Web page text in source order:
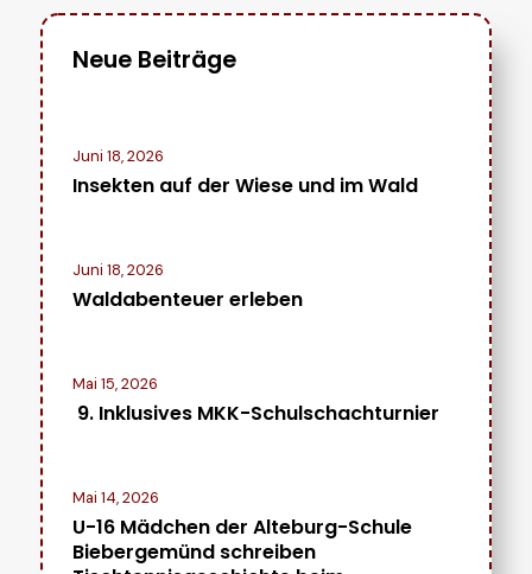
Neue Beiträge
Juni 18, 2026
Insekten auf der Wiese und im Wald
Juni 18, 2026
Waldabenteuer erleben
Mai 15, 2026
9. Inklusives MKK-Schulschachturnier
Mai 14, 2026
U-16 Mädchen der Alteburg-Schule
Biebergemünd schreiben